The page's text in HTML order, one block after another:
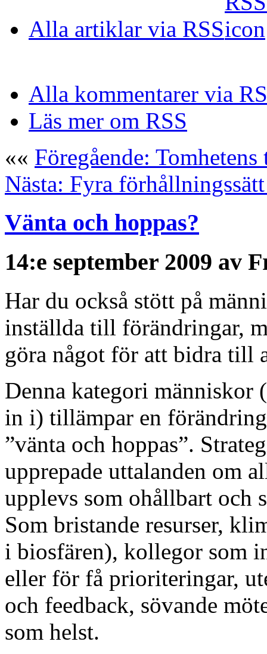
Alla artiklar via RSS
Alla kommentarer via
Läs mer om RSS
«« Föregående:
Nästa: Fyra
Vänta och hoppas?
14:e september 2009 av
Har du också stött på
inställda till förändringar,
göra något för att bidra till
Denna kategori människor
in i) tillämpar en
”vänta och hoppas”.
upprepade uttalanden om
upplevs som ohållbart och
Som bristande resurser,
i biosfären), kollegor som
eller för få prioriteringar,
och feedback, sövande
som helst.